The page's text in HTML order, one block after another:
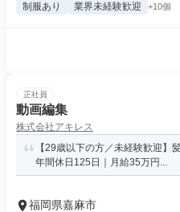
制服あり 業界未経験歓迎 +10個
正社員
動画編集
株式会社アキレス
【29歳以下の方／未経験歓迎】
年間休日125日｜月給35万円...
福岡県嘉麻市